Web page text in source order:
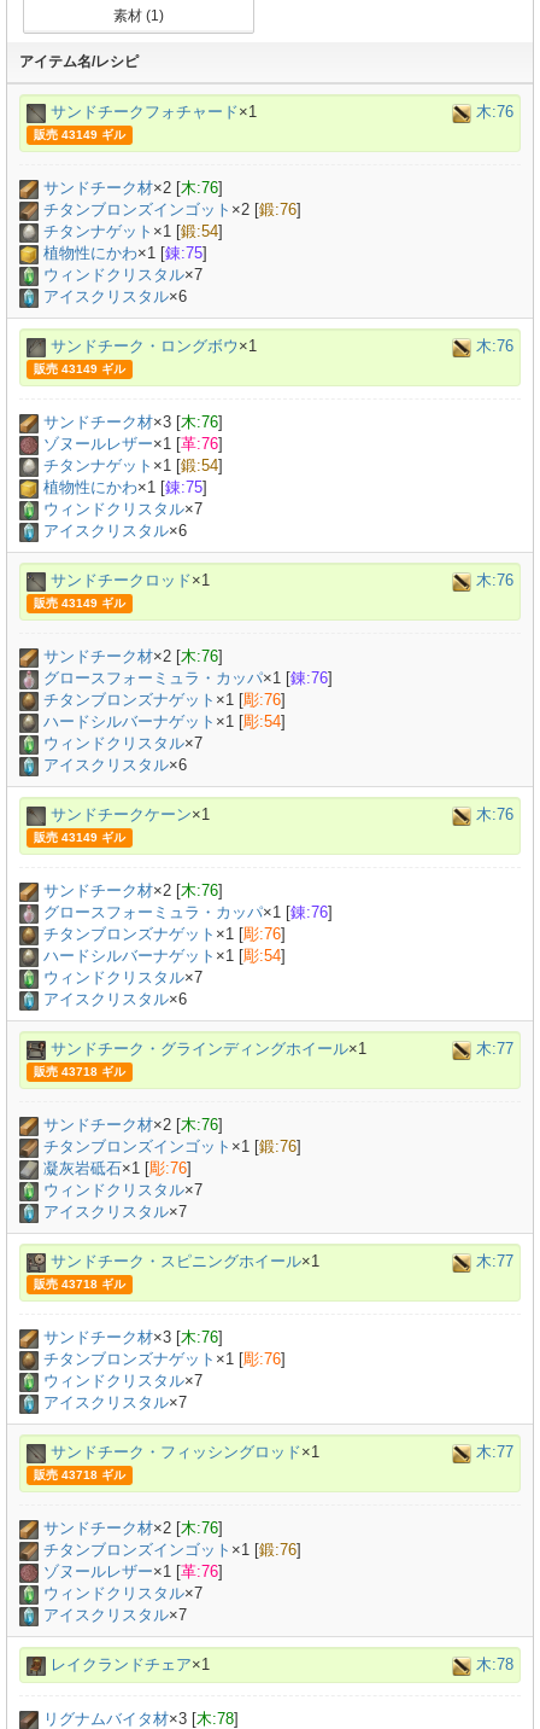
素材 (1)
アイテム名/レシピ
サンドチークフォチャード×1 木:76
販売 43149 ギル
サンドチーク材×2 [木:76]
チタンブロンズインゴット ×2 [鍛:76]
チタンナゲット ×1 [鍛:54]
植物性にかわ×1 [錬:75]
ウィンドクリスタル×7
アイスクリスタル×6
サンドチーク・ロングボウ ×1 木:76
販売 43149 ギル
サンドチーク材×3 [木:76]
ゾヌールレザー×1 [革:76]
チタンナゲット ×1 [鍛:54]
植物性にかわ×1 [錬:75]
ウィンドクリスタル×7
アイスクリスタル×6
サンドチークロッド×1 木:76
販売 43149 ギル
サンドチーク材×2 [木:76]
グロースフォーミュラ・カッパ×1 [錬:76]
チタンブロンズナゲット ×1 [彫:76]
ハードシルバーナゲット ×1 [彫:54]
ウィンドクリスタル×7
アイスクリスタル×6
サンドチークケーン×1 木:76
販売 43149 ギル
サンドチーク材×2 [木:76]
グロースフォーミュラ・カッパ×1 [錬:76]
チタンブロンズナゲット ×1 [彫:76]
ハードシルバーナゲット ×1 [彫:54]
ウィンドクリスタル×7
アイスクリスタル×6
サンドチーク・グラインディングホイール×1 木:77
販売 43718 ギル
サンドチーク材×2 [木:76]
チタンブロンズインゴット ×1 [鍛:76]
凝灰岩砥石×1 [彫:76]
ウィンドクリスタル×7
アイスクリスタル×7
サンドチーク・スピニングホイール×1 木:77
販売 43718 ギル
サンドチーク材×3 [木:76]
チタンブロンズナゲット ×1 [彫:76]
ウィンドクリスタル×7
アイスクリスタル×7
サンドチーク・フィッシングロッド×1 木:77
販売 43718 ギル
サンドチーク材×2 [木:76]
チタンブロンズインゴット ×1 [鍛:76]
ゾヌールレザー×1 [革:76]
ウィンドクリスタル×7
アイスクリスタル×7
レイクランドチェア×1 木:78
リグナムバイタ材×3 [木:78]